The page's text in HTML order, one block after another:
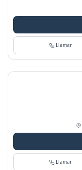
Llamar
Llamar